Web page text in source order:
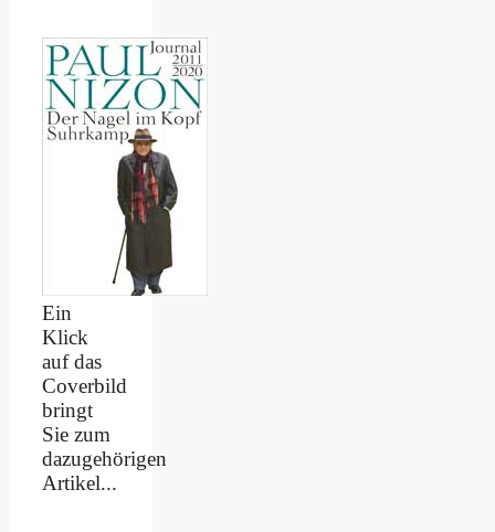
Ein
Klick
auf das
Coverbild
bringt
Sie zum
dazugehörigen
Artikel...